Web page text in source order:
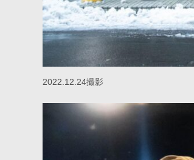
2022.12.24撮影